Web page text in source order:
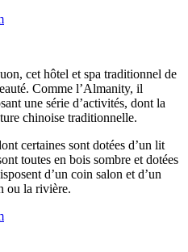
cet hôtel et spa traditionnel de
Comme l’Almanity, il
une série d’activités, dont la
chinoise traditionnelle.
certaines sont dotées d’un lit
toutes en bois sombre et dotées
d’un coin salon et d’un
ou la rivière.